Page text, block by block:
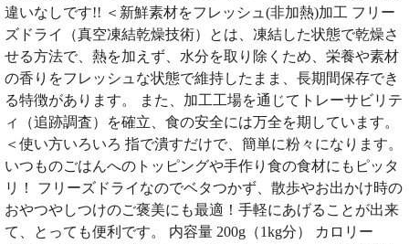
違いなしです!! ＜新鮮素材をフレッシュ(非加熱)加工 フリー
ズドライ（真空凍結乾燥技術）とは、凍結した状態で乾燥さ
せる方法で、熱を加えず、水分を取り除くため、栄養や素材
の香りをフレッシュな状態で維持したまま、長期間保存でき
る特徴があります。 また、加工工場を通じてトレーサビリテ
ィ（追跡調査）を確立、食の安全には万全を期しています。
＜使い方いろいろ 指で潰すだけで、簡単に粉々になります。
いつものごはんへのトッピングや手作り食の食材にもピッタ
リ！ フリーズドライなのでベタつかず、散歩やお出かけ時の
おやつやしつけのご褒美にも最適！手軽にあげることが出来
て、とっても便利です。 内容量 200g（1kg分） カロリー